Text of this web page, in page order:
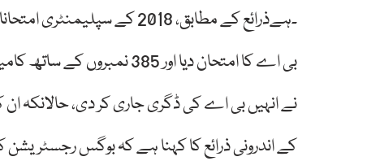
بی اے کا امتحان دیا اور
نے انہیں بی اے کی ڈگری جاری کر دی، حالانکہ
کے اندرونی ذرائع کا کہنا ہے کہ بوگس